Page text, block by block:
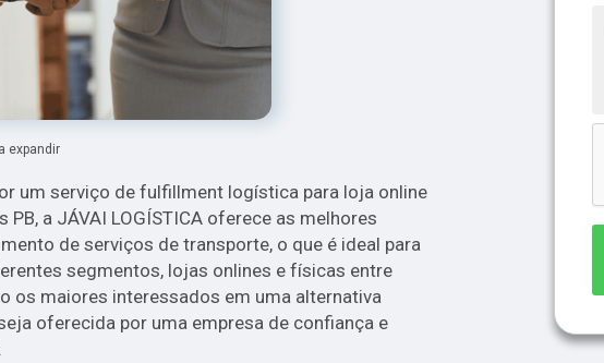
expandir
um serviço de fulfillment logística para loja online
PB, a JÁVAI LOGÍSTICA oferece as melhores
de serviços de transporte, o que é ideal para
segmentos, lojas onlines e físicas entre
os maiores interessados em uma alternativa
oferecida por uma empresa de confiança e